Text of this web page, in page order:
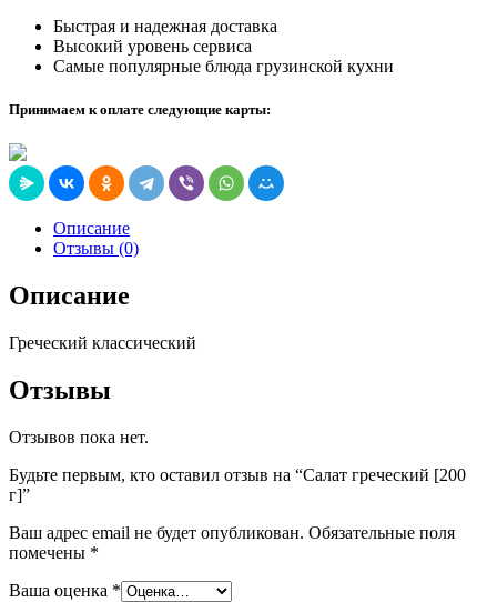
Быстрая и надежная доставка
Высокий уровень сервиса
Самые популярные блюда грузинской кухни
Принимаем к оплате следующие карты:
Описание
Отзывы (0)
Описание
Греческий классический
Отзывы
Отзывов пока нет.
Будьте первым, кто оставил отзыв на “Салат греческий [200
г]”
Ваш адрес email не будет опубликован. Обязательные поля
помечены *
Ваша оценка *